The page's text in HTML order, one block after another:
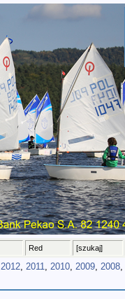
Red [szukaj]
2012, 2011, 2010, 2009, 2008,